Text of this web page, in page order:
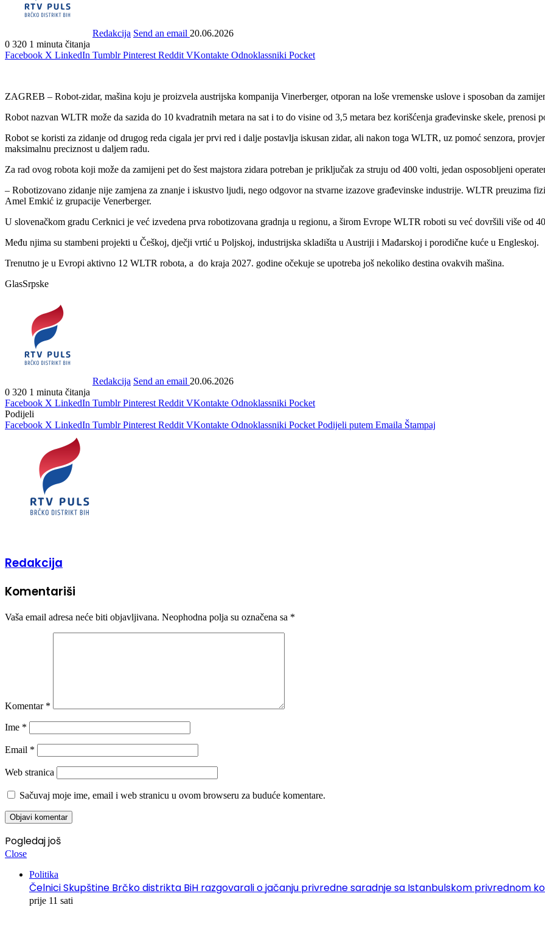
Redakcija Send an email 20.06.2026
0 320 1 minuta čitanja
Facebook X LinkedIn Tumblr Pinterest Reddit VKontakte Odnoklassniki Pocket
ZAGREB – Robot-zidar, mašina koju je proizvela austrijska kompanija Vinerberger, otporan na loše vremenske uslove i sposoban da
Robot nazvan WLTR može da sazida do 10 kvadratnih metara na sat i to do visine od 3,5 metara bez korišćenja građevinske skele, prenosi
Robot se koristi za zidanje od drugog reda cigala jer prvi red i dalje postavlja iskusan zidar, ali nakon toga WLTR, uz pomoć senzora,
maksimalnu preciznost u daljem radu.
Za rad ovog robota koji može da zamijeni pet do šest majstora zidara potreban je priključak za struju od 400 volti, jedan osposobljeni
– Robotizovano zidanje nije zamjena za znanje i iskustvo ljudi, nego odgovor na stvarne izazove građevinske industrije. WLTR preuzima
Amel Emkić iz grupacije Venerberger.
U slovenačkom gradu Cerknici je već izvedena prva robotizovana gradnja u regionu, a širom Evrope WLTR roboti su već dovršili više od
Među njima su stambeni projekti u Češkoj, dječji vrtić u Poljskoj, industrijska skladišta u Austriji i Mađarskoj i porodične kuće u Engleskoj.
Trenutno je u Evropi aktivno 12 WLTR robota, a do kraja 2027. godine očekuje se upotreba još nekoliko destina ovakvih mašina.
GlasSrpske
Redakcija Send an email 20.06.2026
0 320 1 minuta čitanja
Facebook X LinkedIn Tumblr Pinterest Reddit VKontakte Odnoklassniki Pocket
Podijeli
Facebook X LinkedIn Tumblr Pinterest Reddit VKontakte Odnoklassniki Pocket Podijeli putem Emaila Štampaj
Redakcija
Komentariši
Vaša email adresa neće biti objavljivana. Neophodna polja su označena sa *
Komentar *
Ime *
Email *
Web stranica
Sačuvaj moje ime, email i web stranicu u ovom browseru za buduće komentare.
Pogledaj još
Close
Politika
Čelnici Skupštine Brčko distrikta BiH razgovarali o jačanju privredne saradnje sa Istanbulskom privrednom
prije 11 sati